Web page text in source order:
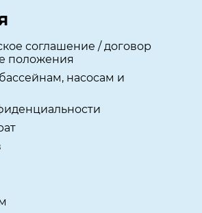
соглашение / договор
положения
насосам и